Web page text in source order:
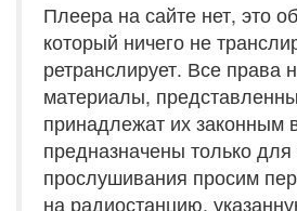
Плеера на сайте нет, это
который ничего не
ретранслирует. Все права
материалы,
принадлежат их законным
предназначены только
прослушивания просим
на радиостанцию,